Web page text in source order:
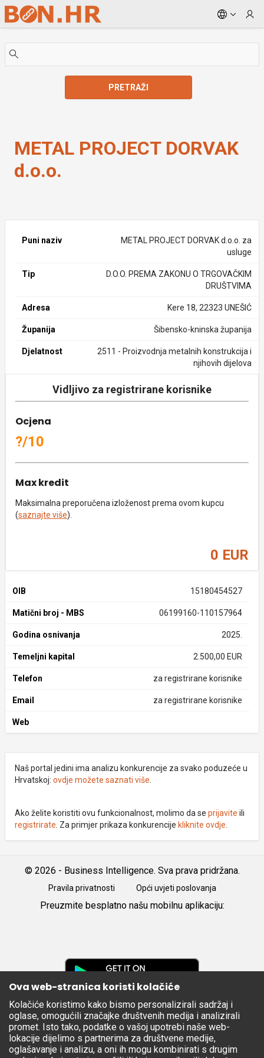
Skip to Main Content
PRETRAŽI
METAL PROJECT DORVAK
d.o.o.
Puni naziv
METAL PROJECT DORVAK d.o.o. za
usluge
Tip
D.O.O. PREMA ZAKONU O TRGOVAČKIM
DRUŠTVIMA
Adresa Kere 18, 22323 UNEŠIĆ
Županija Šibensko-kninska županija
Djelatnost
2511 - Proizvodnja metalnih konstrukcija i
njihovih dijelova
Vidljivo za registrirane korisnike
Ocjena
?/10
Max kredit
Maksimalna preporučena izloženost prema ovom kupcu
(saznajte više).
0 EUR
OIB 15180454527
Matični broj - MBS 06199160-110157964
Godina osnivanja 2025.
Temeljni kapital 2.500,00 EUR
Telefon za registrirane korisnike
Email za registrirane korisnike
Web
Naš portal jedini ima analizu konkurencije za svako poduzeće u
Hrvatskoj: ovdje možete saznati više
Ako želite koristiti ovu funkcionalnost, molimo da se prijavite ili
registrirate . Za primjer prikaza konkurencije kliknite ovdje
© 2026 - Business Intelligence. Sva prava pridržana.
Pravila privatnosti Opći uvjeti poslovanja
Preuzmite besplatno našu mobilnu aplikaciju:
Apple
Store
Ova web-stranica koristi kolačiće
Kolačiće koristimo kako bismo personalizirali sadržaj i
oglase, omogućili značajke društvenih medija i analizirali
promet. Isto tako, podatke o vašoj upotrebi naše web-
lokacije dijelimo s partnerima za društvene medije,
oglašavanje i analizu, a oni ih mogu kombinirati s drugim